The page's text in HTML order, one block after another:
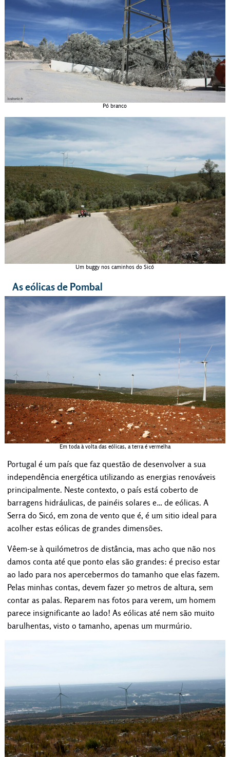
Pó branco
Um buggy nos caminhos do Sicó
As eólicas de Pombal
Em toda à volta das eólicas, a terra é vermelha
Portugal é um país que faz questão de desenvolver a sua
independência energética utilizando as energias renováveis
principalmente. Neste contexto, o país está coberto de
barragens hidráulicas, de painéis solares e… de eólicas. A
Serra do Sicó, em zona de vento que é, é um sitio ideal para
acolher estas eólicas de grandes dimensões.
Vêem-se à quilómetros de distância, mas acho que não nos
damos conta até que ponto elas são grandes: é preciso estar
ao lado para nos apercebermos do tamanho que elas fazem.
Pelas minhas contas, devem fazer 50 metros de altura, sem
contar as palas. Reparem nas fotos para verem, um homem
parece insignificante ao lado! As eólicas até nem são muito
barulhentas, visto o tamanho, apenas um murmúrio.